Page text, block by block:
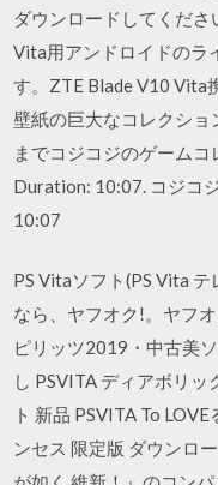
ダウンロードしてくだ
Vita用アンドロイドのラ
す。ZTE Blade V10 Vita
壁紙の巨大なコレクショ
までコジコジのゲーム
Duration: 10:07. コジコ
10:07
PS Vitaソフト(PS Vita
なら、ヤフオク!。ヤフ
ピリッツ2019・中古美
し PSVITA ディアボリ
ト 新品 PSVITA To
ンセス 限定版 ダウンロ